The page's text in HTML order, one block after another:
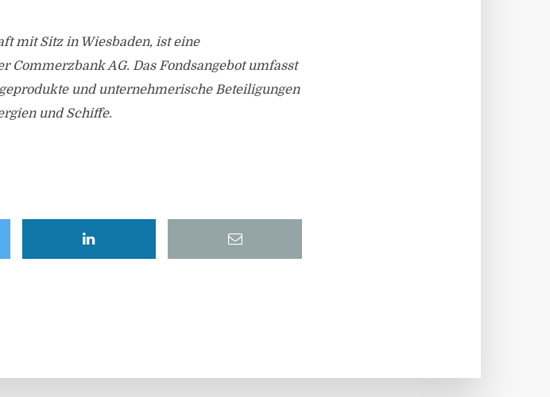
mit Sitz in Wiesbaden, ist eine
Commerzbank AG. Das Fondsangebot umfasst
und unternehmerische Beteiligungen
und Schiffe.